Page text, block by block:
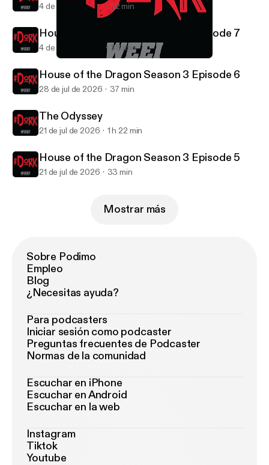
4 de ago de 2026 52 min
House of the Dragon Season 3 Episode 7
4 de ago de 2026 38 min
House of the Dragon Season 3 Episode 6
28 de jul de 2026 37 min
The Odyssey
21 de jul de 2026 1 h 22 min
House of the Dragon Season 3 Episode 5
21 de jul de 2026 33 min
Mostrar más
Sobre Podimo
Empleo
Blog
¿Necesitas ayuda?
Para podcasters
Iniciar sesión como podcaster
Preguntas frecuentes de Podcaster
Normas de la comunidad
Escuchar en iPhone
Escuchar en Android
Escuchar en la web
Instagram
Tiktok
Youtube